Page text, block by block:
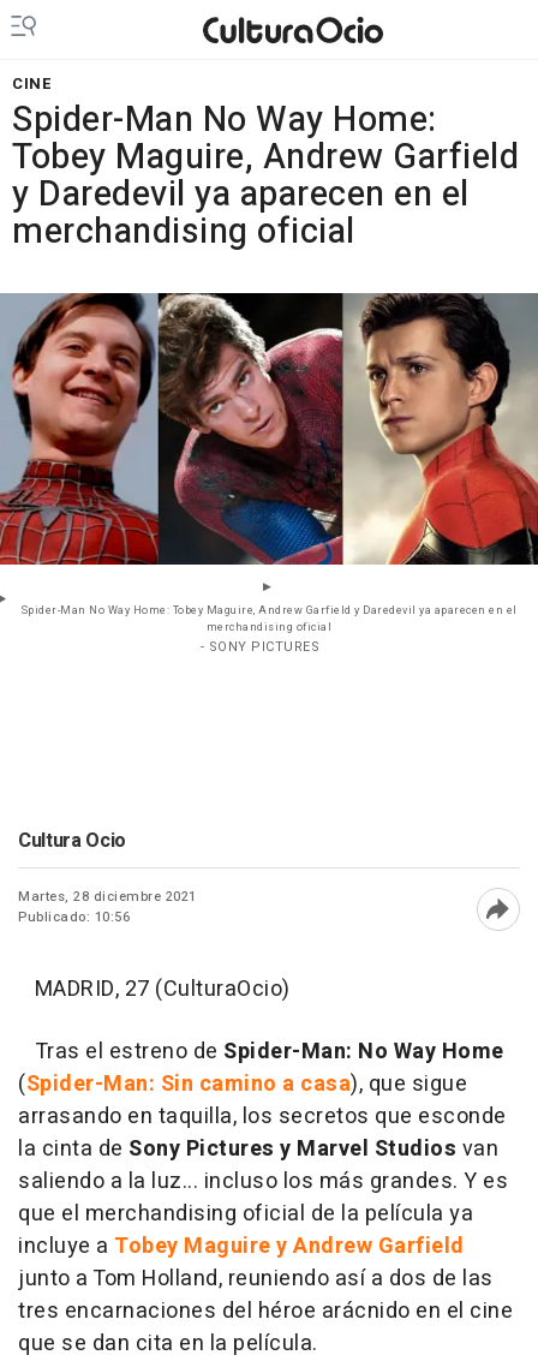
CINE
Spider-Man No Way Home:
Tobey Maguire, Andrew Garfield
y Daredevil ya aparecen en el
merchandising oficial
Spider-Man No Way Home: Tobey Maguire, Andrew Garfield y Daredevil ya aparecen en el
merchandising oficial
- SONY PICTURES
Cultura Ocio
Martes, 28 diciembre 2021
Publicado: 10:56
MADRID, 27 (CulturaOcio)
Tras el estreno de Spider-Man: No Way Home
(Spider-Man: Sin camino a casa), que sigue
arrasando en taquilla, los secretos que esconde
la cinta de Sony Pictures y Marvel Studios van
saliendo a la luz... incluso los más grandes. Y es
que el merchandising oficial de la película ya
incluye a Tobey Maguire y Andrew Garfield
junto a Tom Holland, reuniendo así a dos de las
tres encarnaciones del héroe arácnido en el cine
que se dan cita en la película.